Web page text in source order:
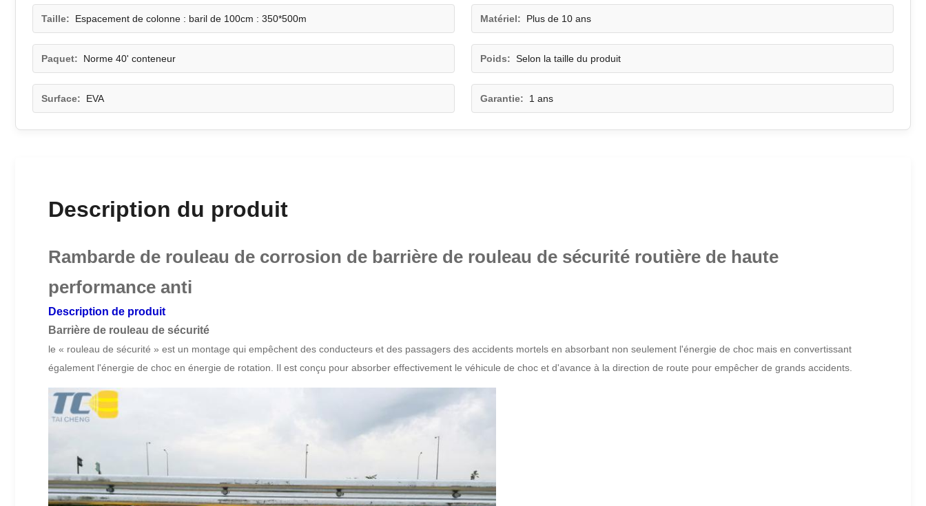
Taille: Espacement de colonne : baril de 100cm : 350*500m Matériel: Plus de 10 ans
Paquet: Norme 40' conteneur Poids: Selon la taille du produit
Surface: EVA Garantie: 1 ans
Description du produit
Rambarde de rouleau de corrosion de barrière de rouleau de sécurité routière de haute
performance anti
Description de produit
Barrière de rouleau de sécurité
le « rouleau de sécurité » est un montage qui empêchent des conducteurs et des passagers des accidents mortels en absorbant non seulement l'énergie de choc mais en convertissant
également l'énergie de choc en énergie de rotation. Il est conçu pour absorber effectivement le véhicule de choc et d'avance à la direction de route pour empêcher de grands accidents.